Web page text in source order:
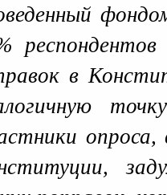
в
опроса,